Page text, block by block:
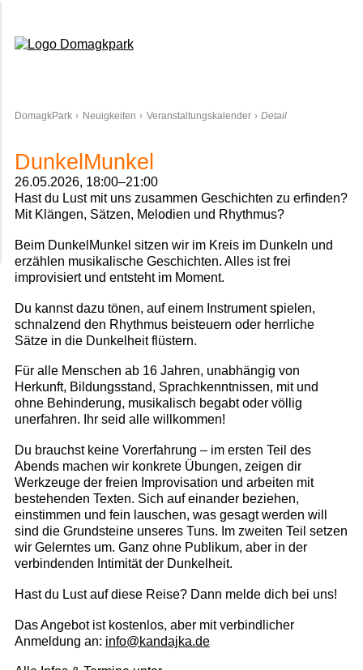
DomagkPark Neuigkeiten Veranstaltungskalender Detail
DunkelMunkel
26.05.2026, 18:00–21:00
Hast du Lust mit uns zusammen Geschichten zu erfinden?
Mit Klängen, Sätzen, Melodien und Rhythmus?
Beim DunkelMunkel sitzen wir im Kreis im Dunkeln und
erzählen musikalische Geschichten. Alles ist frei
improvisiert und entsteht im Moment.
Du kannst dazu tönen, auf einem Instrument spielen,
schnalzend den Rhythmus beisteuern oder herrliche
Sätze in die Dunkelheit flüstern.
Für alle Menschen ab 16 Jahren, unabhängig von
Herkunft, Bildungsstand, Sprachkenntnissen, mit und
ohne Behinderung, musikalisch begabt oder völlig
unerfahren. Ihr seid alle willkommen!
Du brauchst keine Vorerfahrung – im ersten Teil des
Abends machen wir konkrete Übungen, zeigen dir
Werkzeuge der freien Improvisation und arbeiten mit
bestehenden Texten. Sich auf einander beziehen,
einstimmen und fein lauschen, was gesagt werden will
sind die Grundsteine unseres Tuns. Im zweiten Teil setzen
wir Gelerntes um. Ganz ohne Publikum, aber in der
verbindenden Intimität der Dunkelheit.
Hast du Lust auf diese Reise? Dann melde dich bei uns!
Das Angebot ist kostenlos, aber mit verbindlicher
Anmeldung an: info@kandajka.de